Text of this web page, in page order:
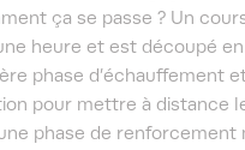
ça se passe ? Un
heure et est découpé
phase d’échauffement
pour mettre à distance
phase de renforcement